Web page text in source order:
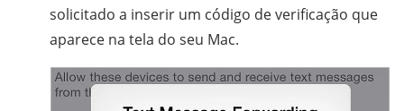
solicitado a inserir um código de verificação que
aparece na tela do seu Mac.